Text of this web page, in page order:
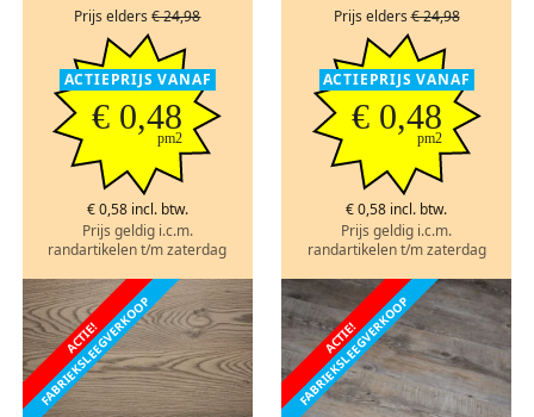
Prijs elders€ 24,98
ACTIEPRIJS VANAF
€ 0,48
pm2
€ 0,58 incl. btw.
Prijs geldig i.c.m.
randartikelen t/m zaterdag
Prijs elders€ 24,98
ACTIEPRIJS VANAF
€ 0,48
pm2
€ 0,58 incl. btw.
Prijs geldig i.c.m.
randartikelen t/m zaterdag
ACTIE!
FABRIEKSLEEGVERKOOP ACTIE!
FABRIEKSLEEGVERKOOP